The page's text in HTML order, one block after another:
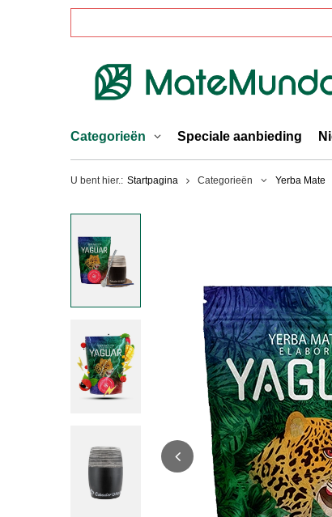
Categorieën Speciale aanbieding
U bent hier.: Startpagina Categorieën Yerba Mate